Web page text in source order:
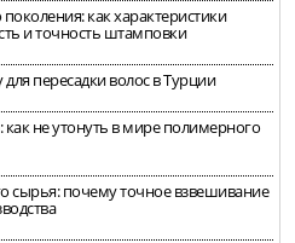
как характеристики
и точность штамповки
пересадки волос в Турции
не утонуть в мире полимерного
сырья: почему точное взвешивание